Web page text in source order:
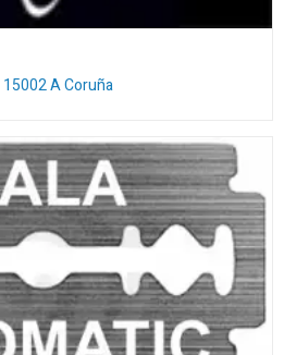
15002A Coruña